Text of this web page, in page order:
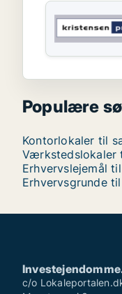
Populære
Kontorlokaler til
Værkstedslokaler
Erhvervslejemål
Erhvervsgrunde
c/o